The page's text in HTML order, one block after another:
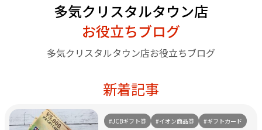
多気クリスタルタウン店
お役立ちブログ
多気クリスタルタウン店お役立ちブログ
新着記事
#JCBギフト券 #イオン商品券
#ギフトカード